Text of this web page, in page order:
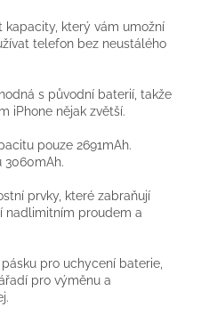
kapacity, který vám umožní
telefon bez neustálého
s původní baterií, takže
iPhone nějak zvětší.
pouze 2691mAh.
3060mAh.
prvky, které zabraňují
nadlimitním proudem a
pro uchycení baterie,
pro výměnu a